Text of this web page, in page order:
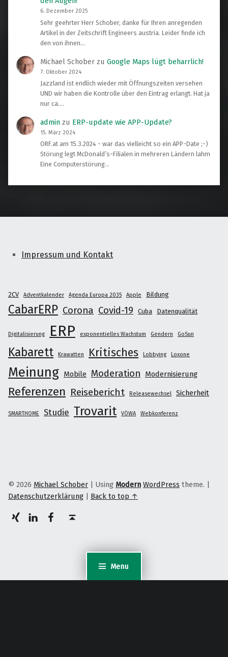
Menu
6. Dezember 2025
Sehr geehrter Herr Schober, danke für Ihren anregenden
Artikel in der Zeitschrift Engineers austria. Leider finde ich
den von ihnen…
Michael Schober zuGoogle Maps lügt beharrlich!
7. Oktober 2024
Jazzland ist endlich wieder mit Öffnungszeiten versehen
UND wir haben die Kontrolle über den Eintrag erlangt. Hat ja
nur ca.…
admin zu ERP-update wie APP-Update?
15. März 2024
ORF.at am 15.3.2024 - war das vielleicht so ein APP-Date ;-)
Störung legt McDonald’s-Filialen in mehreren Ländern lahm
Eine Computerstörung…
Impressum und Kontakt
2CV Adventkalender Agenda Europa 2035 Apple Bildung
CabarERP Corona Covid-19 Cuba Datenqualität
Digitalisierung ERP exponentielles Wachstum Gendern GoSun
Kabarett Krawatten Kritisches Lobbying Loxone
Meinung Mobile Moderation Modernisierung
Referenzen Reisebericht Releasewechsel Sicherheit
SMARTHOME Studie Trovarit VÖWA Webkonferenz
© 2026 Michael Schober | Using Modern WordPress theme. |
Datenschutzerklärung | Back to top ↑